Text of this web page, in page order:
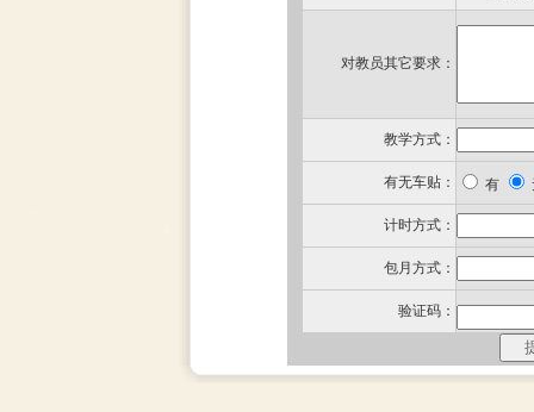
对教员其它要求：
教学方式：
有无车贴： 有
计时方式：
包月方式：
验证码：